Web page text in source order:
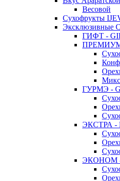
Весовой
Сухофрукты
Эксклюзивные
ГИФТ -
ПРЕМИУМ
Микс
ГУРМЭ -
ЭКСТРА -
ЭКОНОМ -